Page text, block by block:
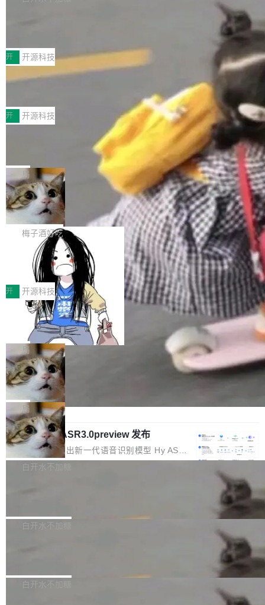
数据传输需求进行了深度优化，能够实现数据中心内大规模计算节
点间多种内存类型的高性能通信。 UCL-MPComm将作为一种传输
引擎接入Mooncake TENT，实现零拷贝传输性能提升30%、非零
拷贝传输性能最高提升5倍。UCL-MPComm底层基于自研UCL-En
gine通信引擎，后续腾讯网平将持续开源更多基于UCL-Engine的
高性能通信组件。 腾讯网平团队在UCL-MPComm中实现了一个独
立于业务线程的全局通信引擎（Engine），并实...
近日，工信部科技司公示《2025人工智能应用典型案例入选名
单》，深信服“面向企业研发场景的开源 AI 编程平台 CoStrict 应
用”凭借卓越的技术创新与落地成效成功入选。 全链路私有化部
署，助力企业AI研发安全落地 当前，越来越多企业已经开始引入 AI
Coding 工具，通过调用公有云模型或企业内部部署模型提升研发
效率。但随着 AI Coding 从个人辅助工具逐步走向团队级、组织级
应用，企业在规模化落地过程中，对安全性、可控性和代码质量提
出了更高要求。 首先是数据安全与合规要求。对于大多数普通研发
场景，公有云模型能够满足快速试用和效率提升的需求。但对于金
融、能源、医疗等对数据安全要求较...
开 开源科技
深信服AI算力网关入选工信部人工智能
前不久，工业和信息化部正式发布《2025年人工
智能应用典型案例名单》，集中展示人工智能在
各领域的应用成果，覆盖技术底座、行业赋能、
产品应用、支撑保障、专题等五大方向。深信服
AI算力网关（AI创新平台）成功入选！ 随着各行
各业的Agent走向规模化建设，算力构成形态逐
渐丰富，用户关注的重点也在发生变化：不只是
让AI用起来，还要进一步看清混合算力时代下，
Token花在哪里、算力是否被充分利用，以及持
续增长的AI成本该如何优化。 深信服AI算力网关
正是围绕这些实际问题，从Token治理和成本治
理两个方面，让用户的每一份算力都看得清、管
得住、用得稳、省得下、更安全！ 一、从现在开
始，Token使用一目...
开 开源科技
Jeff Dean 离开 Google：一个时代的结
束，一个实验室的开始
Google 员工编号 20。MapReduce 作者之一。
Bigtable 作者之一。TensorFlow 的作者之一。
Gemini 的架构师。Google 首席科学家。 Jeff D
ean 在 Google 工作了 27 年后，宣布离职。 他
不是一个人走。一同离开的还有 Sanjay Ghema
wat（Google 员工编号 23，Jeff Dean 二十多
年的编程搭档，MapReduce 和 Bigtable 的共同
作者）、Quoc Le（Google 大脑核心成员，Se
q2Seq 和 DocAI 的共同发明人）以及 Oriol Vin
yals（Gemini 联合负责人，AlphaSta...
局
🔥 SolonCode v2026.8.4 发布：界面字体可调、22 种
语言、记忆搜索增强
打开终端就能上岗的全中文编码智能体，这一轮把「看得清、用母
语、记得住」三件事一次补齐。 SolonCode 是什么 SolonCode 是
杭州无耳科技研发的企业级终端编码智能体——一位全中文驱动的
数字员工，自主理解需求、规划步骤、编写代码。不挑模型、不挑
平台，curl 一行装完即用。 开源地址：Gitee · GitCode · GitHub
安装 支持 Java 8+（8~26）、macOS / Linux / Windows / Harm
ony PC。 # macOS / Linux / Harmony PC curl -fsSL https://solo
n.noear.org/solon...
梅子酒好吃
让“代码语义理解”深度释放AI Coding
价值潜能：华为云码道（CodeArts）
代码仓技术解析
一、代码仓深度理解技术的作用与价值 在软件工
程实践中，代码仓是企业核心知识资产的主要载
体。企业级代码仓库通常包含数十万乃至数百万
个文件，其规模远超单次模型调用可承载的上下
文窗口。随着项目规模的持续扩张与代码历史的
不断累积，代码仓中的模块关系、接口契约、业
务逻辑等关键信息往往分散于数十乃至数百个文
件之中，形成高度复杂的知识关联网络。传统的
代码检索手段（如关键词匹配、目录遍历）仅能
在语法层面完成文本定位，难以触及代码的语义
内涵与结构关联，导致开发者使用代码智能体在
理解大规模代码仓时面临显著"代码仓理解"瓶
颈。 代码仓深度理解服务（以下简称" CodeBas
e深度理解服务"）是华为云码道（CodeA...
开 开源科技
一条“删库”命令跑 17 小时，算法工程
师删光 89TB 数据只为干私活
最高人民检察院8月4日公布了一起案件：北京一
名90后算法工程师王某，为了给自己接的私活腾
服务器空间，删光了公司AI游戏部门的全部核心
数据。 王某2024年1月入职东城区某科技公司AI
短剧部门，有互联网大厂背景。在公司内部架构
调整期间，部门三次通知全员将数据从A集群迁
移到B集群，王某都回复了"收到"。 他没有迁移
数据。2024年9月3日下午4点，他使用此前登录
的账号密码进入A集群，输入了一条被程序员圈
称为"删库跑路"的命令——最高管理员权限、无
自研的多个文生3D和...
局
Cloudflare 分享推理优化实践：KV cache 量化 + 权重
压缩，吞吐量提升 41%，成本降 30%
Kimi 和 GLM 是当前最强的大模型系列之一，但它们有一个共同的
问题：太吃显存了。月之暗面的 Kimi K 系列和智谱的 GLM 都是长
上下文、MoE 架构的大模型，好用到让人上瘾，但 GPU 显存永远
不够用。 Cloudflare 的 Workers AI 团队一直在跑这些模型的推
理。他们在官方博客上发了一篇技术文章，详细拆解了三种让大模
型在 GPU 上跑得更省、更快的技术手段——KV cache 量化、模型
权重压缩、以及共享 KV cache 的完整性保护。效果是：吞吐量提
升 41%，每 token 成本降低 30%，精度不变。 FP8 省的不仅是显
局
腾讯混元 Hy ASR3.0preview 发布
腾讯混元正式推出新一代语音识别模型 Hy ASR
3.0preview。基于最新一代大语言模型 Hy3 的
让语音识别不再只是听清，而是真正听懂。通过
w 不要求标准普通话，方言识别覆盖粤语、吴语
白开水不加糖
Pale Moon 34.3.2 现已发布，这是一个安全更新和少量网页兼容
性修复版本。 Changes/fixes： 实现了URL.Parse()便捷功能 对浏
览器内部函数添加了多项边界检查，以避免潜在的越界访问、下溢
和溢出。（DiD） 修复了加载和解析内容提供的字体时出现的几个
问题 为避免音频加载、处理和播放过程中可能出现的一系列错误，
对音频采样频率设定了下限 采样率低于 8kHz（通常被认为是 "tele
phone"/"walkie-talkie" 音质的最低采样率）的音频格式将被拒绝
白开水不加糖
演讲者分享了一个有趣的实践：面对 PG 18 已发布的 Release No
tes，他利用 AI 工具（如 Copilot）对数千条 commit 日志进行自动
分析，先让模型总结出三十余条潜在特性，再逐条要求生成详细解
白开水不加糖